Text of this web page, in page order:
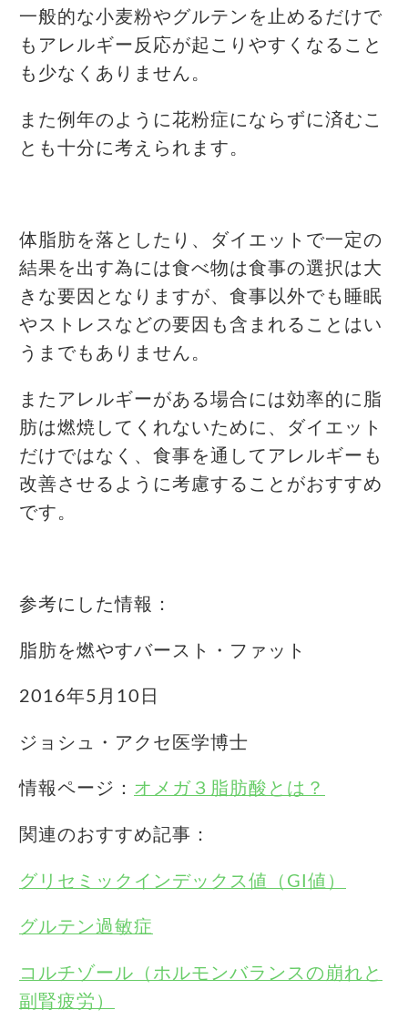
一般的な小麦粉やグルテンを止めるだけで
もアレルギー反応が起こりやすくなること
も少なくありません。
また例年のように花粉症にならずに済むこ
とも十分に考えられます。
体脂肪を落としたり、ダイエットで一定の
結果を出す為には食べ物は食事の選択は大
きな要因となりますが、食事以外でも睡眠
やストレスなどの要因も含まれることはい
うまでもありません。
またアレルギーがある場合には効率的に脂
肪は燃焼してくれないために、ダイエット
だけではなく、食事を通してアレルギーも
改善させるように考慮することがおすすめ
です。
参考にした情報：
脂肪を燃やすバースト・ファット
2016年5月10日
ジョシュ・アクセ医学博士
情報ページ： オメガ３脂肪酸とは？
関連のおすすめ記事：
グリセミックインデックス値（GI値）
グルテン過敏症
コルチゾール（ホルモンバランスの崩れと
副腎疲労）